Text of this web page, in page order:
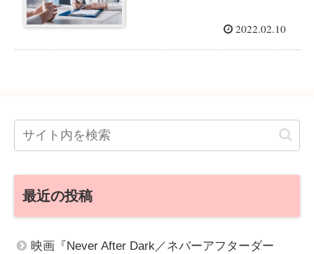
2022.02.10
最近の投稿
映画『Never After Dark／ネバーアフターダー